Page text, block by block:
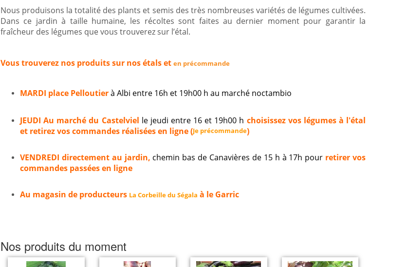
Nous produisons la totalité des plants et semis des très nombreuses variétés de légumes cultivées.
Dans ce jardin à taille humaine, les récoltes sont faites au dernier moment pour garantir la
fraîcheur des légumes que vous trouverez sur l’étal.
Vous trouverez nos produits sur nos étals et en précommande
MARDI place Pelloutierà Albi entre 16h et 19h00 h au marché noctambio
JEUDI Au marché du Castelviel le jeudi entre 16 et 19h00 h choisissez vos légumes à l'étal
et retirez vos commandes réalisées en ligne (Je précommande)
VENDREDI directement au jardin, chemin bas de Canavières de 15 h à 17h pour retirer vos
commandes passées en ligne
Au magasin de producteurs La Corbeille du Ségala à le Garric
Nos produits du moment